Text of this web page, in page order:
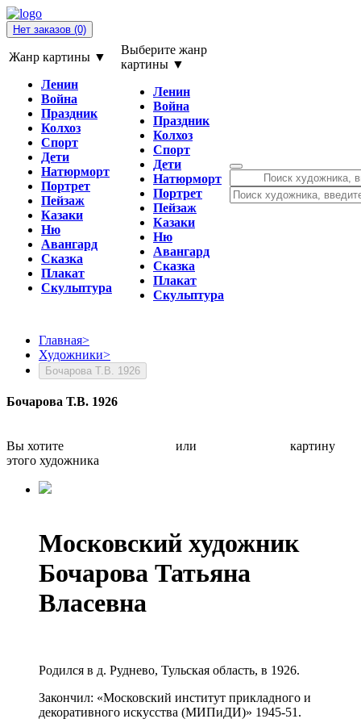
Нет заказов (0)
Жанр картины ▼
Ленин
Война
Праздник
Колхоз
Спорт
Дети
Натюрморт
Портрет
Пейзаж
Казаки
Ню
Авангард
Сказка
Плакат
Скульптура
Выберите жанр
картины ▼
Ленин
Война
Праздник
Колхоз
Спорт
Дети
Натюрморт
Портрет
Пейзаж
Казаки
Ню
Авангард
Сказка
Плакат
Скульптура
Главная>
Художники>
Бочарова Т.В. 1926
Бочарова Т.В. 1926
Вы хотите или
картину
этого художника
Московский художник
Бочарова Татьяна
Власевна
Родился в д. Руднево, Тульская область, в 1926.
Закончил: «Московский институт прикладного и
декоративного искусства (МИПиДИ)» 1945-51.